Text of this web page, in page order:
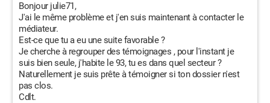
Bonjour julie71,
J'ai le même problème et j'en suis maintenant à contacter le
médiateur.
Est-ce que tu a eu une suite favorable ?
Je cherche à regrouper des témoignages , pour l'instant je
suis bien seule, j'habite le 93, tu es dans quel secteur ?
Naturellement je suis prête à témoigner si ton dossier n'est
pas clos.
Cdlt.